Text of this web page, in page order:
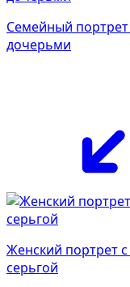
Семейный
дочерьми
Женский портрет
серьгой